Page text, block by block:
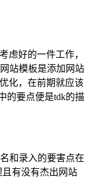
虑好的一件工作，
站模板是添加网站
化，在前期就应该
的要点便是tdk的描
和录入的要害点在
有没有杰出网站